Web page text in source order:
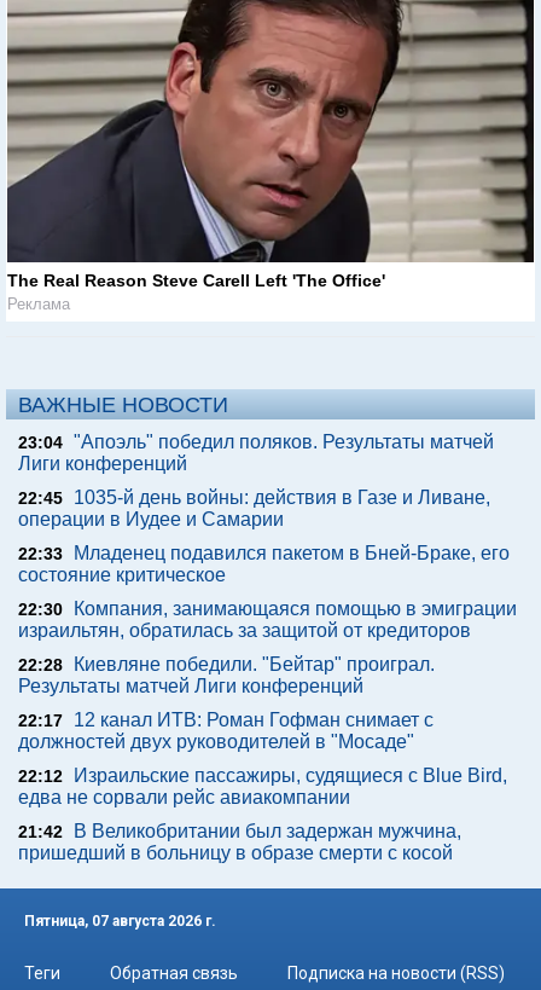
The Real Reason Steve Carell Left 'The Office'
Реклама
ВАЖНЫЕ НОВОСТИ
23:04 "Апоэль" победил поляков. Результаты матчей
Лиги конференций
22:45
1035-й день войны: действия в Газе и Ливане,
операции в Иудее и Самарии
22:33
Младенец подавился пакетом в Бней-Браке, его
состояние критическое
22:30
Компания, занимающаяся помощью в эмиграции
израильтян, обратилась за защитой от кредиторов
22:28
Киевляне победили. "Бейтар" проиграл.
Результаты матчей Лиги конференций
22:17
12 канал ИТВ: Роман Гофман снимает с
должностей двух руководителей в "Мосаде"
22:12
Израильские пассажиры, судящиеся с Blue Bird,
едва не сорвали рейс авиакомпании
21:42
В Великобритании был задержан мужчина,
пришедший в больницу в образе смерти с косой
Пятница, 07 августа 2026 г.
Теги Обратная связь Подписка на новости (RSS)